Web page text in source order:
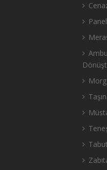
Morg
Tabut